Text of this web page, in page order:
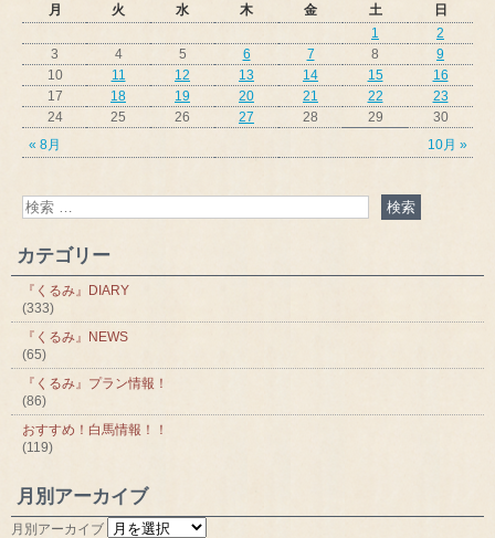
月 火 水 木 金 土 日
« 8月 10月 »
1
2
3
4 5 6 7 8
9
10
11 12 13 14 15
16
17
18 19 20 21 22
23
24
25 26 27 28 29 30
カテゴリー
『くるみ』DIARY
(333)
『くるみ』NEWS
(65)
『くるみ』プラン情報！
(86)
おすすめ！白馬情報！！
(119)
月別アーカイブ
月別アーカイブ